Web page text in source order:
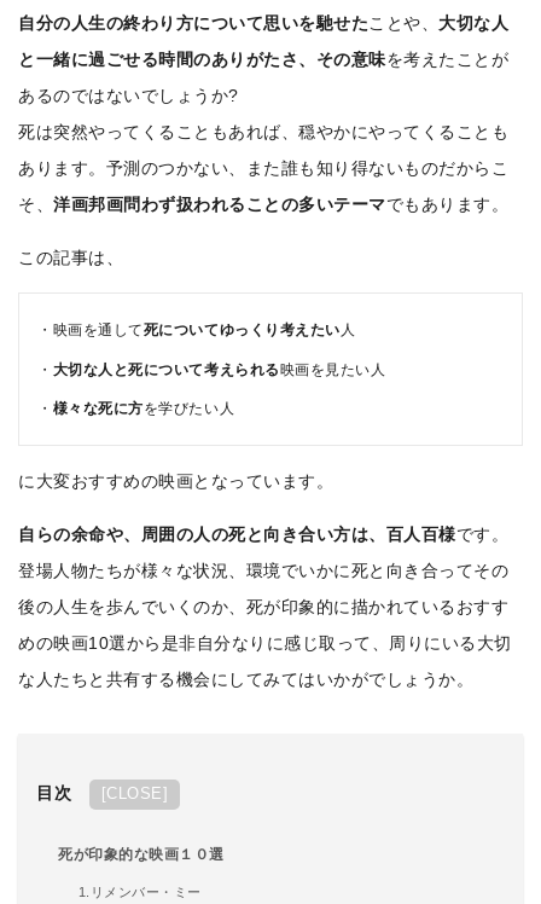
自分の人生の終わり方について思いを馳せたことや、 大切な人
と一緒に過ごせる時間のありがたさ、その意味を考えたことが
あるのではないでしょうか?
死は突然やってくることもあれば、穏やかにやってくることも
あります。予測のつかない、また誰も知り得ないものだからこ
そ、洋画邦画問わず扱われることの多いテーマでもあります。
この記事は、
映画を通して死についてゆっくり考えたい 人
大切な人と死について考えられる映画を見たい人
様々な死に方を学びたい人
に大変おすすめの映画となっています。
自らの余命や、周囲の人の死と向き合い方は、百人百様です。
登場人物たちが様々な状況、環境でいかに死と向き合ってその
後の人生を歩んでいくのか、死が印象的に描かれているおすす
めの映画10選から是非自分なりに感じ取って、周りにいる大切
な人たちと共有する機会にしてみてはいかがでしょうか。
目次 CLOSE
死が印象的な映画１０選
1.リメンバー・ミー